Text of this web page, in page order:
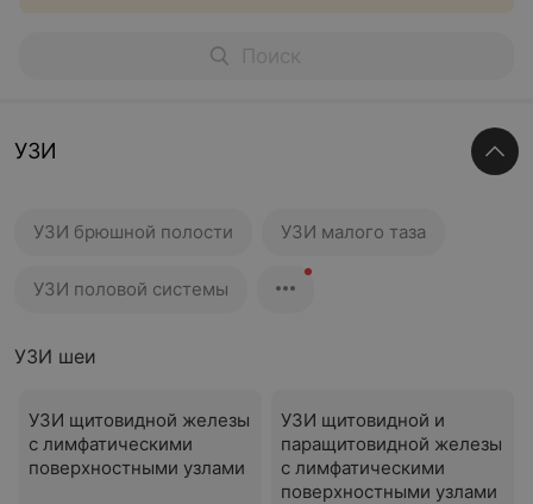
УЗИ
УЗИ брюшной полости УЗИ малого таза
УЗИ половой системы
УЗИ шеи
УЗИ щитовидной железы
с лимфатическими
поверхностными узлами
УЗИ щитовидной и
паращитовидной железы
с лимфатическими
поверхностными узлами